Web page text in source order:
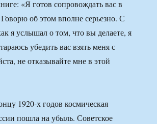
«Я готов сопровождать вас в
об этом вполне серьезно. С
я услышал о том, что вы делаете, я
убедить вас взять меня с
не отказывайте мне в этой
1920-х годов космическая
пошла на убыль. Советское